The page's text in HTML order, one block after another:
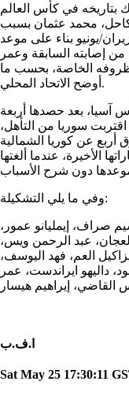
في كأس العالم
محمد عثمان بسبب
يونيو بناء على موعد
إصابته السابقة وعمر
الخاصة، بحسب ما
أوضح الاتحاد المحلي.
آسيا، بعد حصدها أربعة
اقتربت سوريا من التأهل،
أربع عن كوريا الشمالية
في مباراتها الأخيرة، عندما ألغتها
وفي ما يلي التشكيلة:
صراف، إيمليانو عمور،
عبد الرحمن ويس،
العم، فهد اليوسف،
داليهو ايراندست، عمر
القاضي، إيراهيم هيسار
ا.ف.ب
Sat May 25 17:30:11